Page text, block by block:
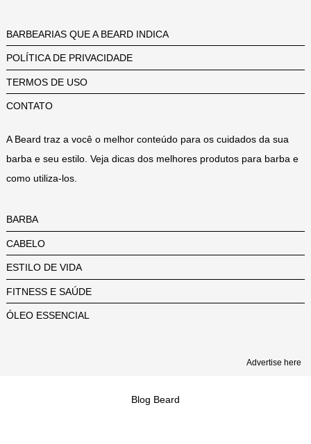
Advertise here
BARBEARIAS QUE A BEARD INDICA
POLÍTICA DE PRIVACIDADE
TERMOS DE USO
CONTATO
A Beard traz a você o melhor conteúdo para os cuidados da sua
barba e seu estilo. Veja dicas dos melhores produtos para barba e
como utiliza-los.
BARBA
CABELO
ESTILO DE VIDA
FITNESS E SAÚDE
ÓLEO ESSENCIAL
Blog Beard